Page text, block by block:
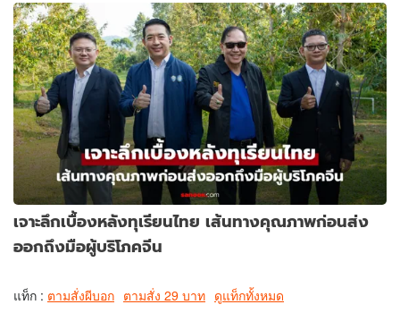
เจาะลึกเบื้องหลังทุเรียนไทย เส้นทางคุณภาพก่อนส่ง
ออกถึงมือผู้บริโภคจีน
แท็ก : ตามสั่งผีบอก ตามสั่ง 29 บาท ดูแท็กทั้งหมด